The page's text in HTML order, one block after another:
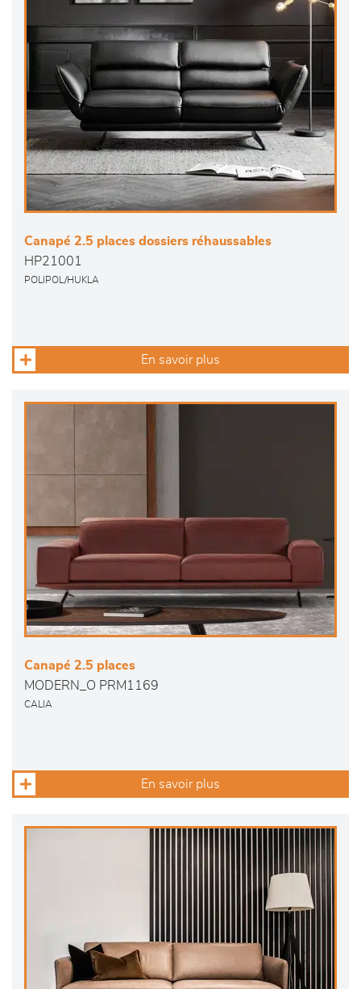
Canapé 2.5 places dossiers réhaussables
HP21001
POLIPOL/HUKLA
En savoir plus
Canapé 2.5 places
MODERN_O PRM1169
CALIA
En savoir plus